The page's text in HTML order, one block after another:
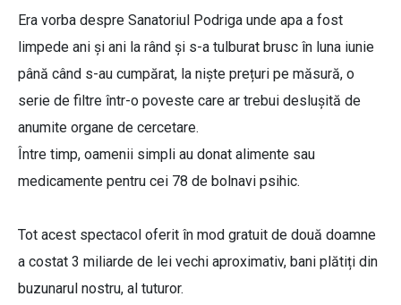
Era vorba despre Sanatoriul Podriga unde apa a fost
limpede ani și ani la rând și s-a tulburat brusc în luna iunie
până când s-au cumpărat, la niște prețuri pe măsură, o
serie de filtre într-o poveste care ar trebui deslușită de
anumite organe de cercetare.
Între timp, oamenii simpli au donat alimente sau
medicamente pentru cei 78 de bolnavi psihic.
Tot acest spectacol oferit în mod gratuit de două doamne
a costat 3 miliarde de lei vechi aproximativ, bani plătiți din
buzunarul nostru, al tuturor.